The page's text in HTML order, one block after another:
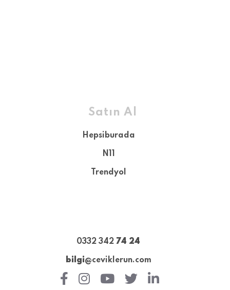
Satın Al
Hepsiburada
N11
Trendyol
0332 342 74 24
bilgi@ceviklerun.com